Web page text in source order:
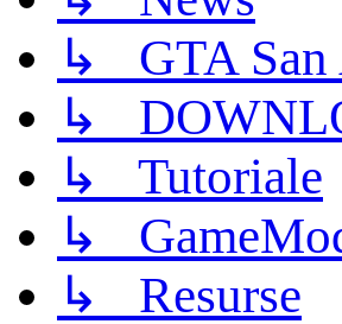
↳ GTA San
↳
↳ Tutoriale
↳
↳ Resurse